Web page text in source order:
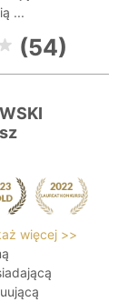
...
(54)
więcej >>